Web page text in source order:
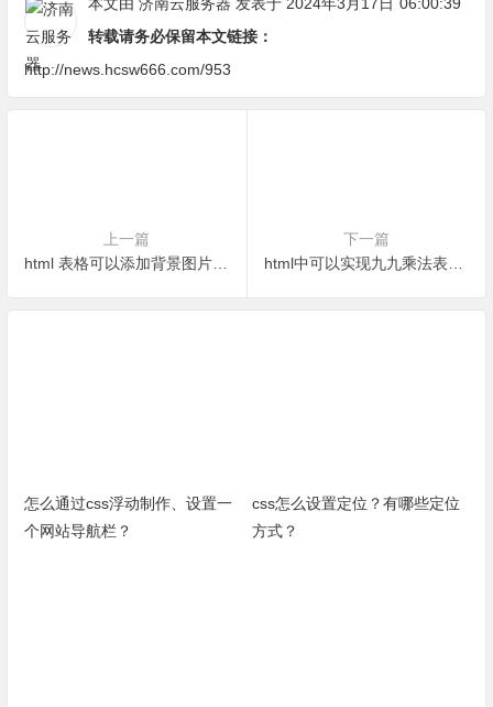
转载请务必保留本文链接：
http://news.hcsw666.com/953
上一篇
html 表格可以添加背景图片吗？如何编写实现代码？
下一篇
怎么通过css浮动制作、设置一
个网站导航栏？
css怎么设置定位？有哪些定位
方式？